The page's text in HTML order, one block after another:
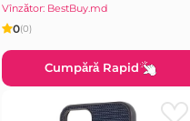
Vînzător: BestBuy.md
0(0)
Cumpără Rapid